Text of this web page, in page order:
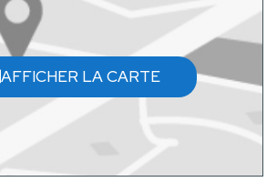
AFFICHER LA CARTE